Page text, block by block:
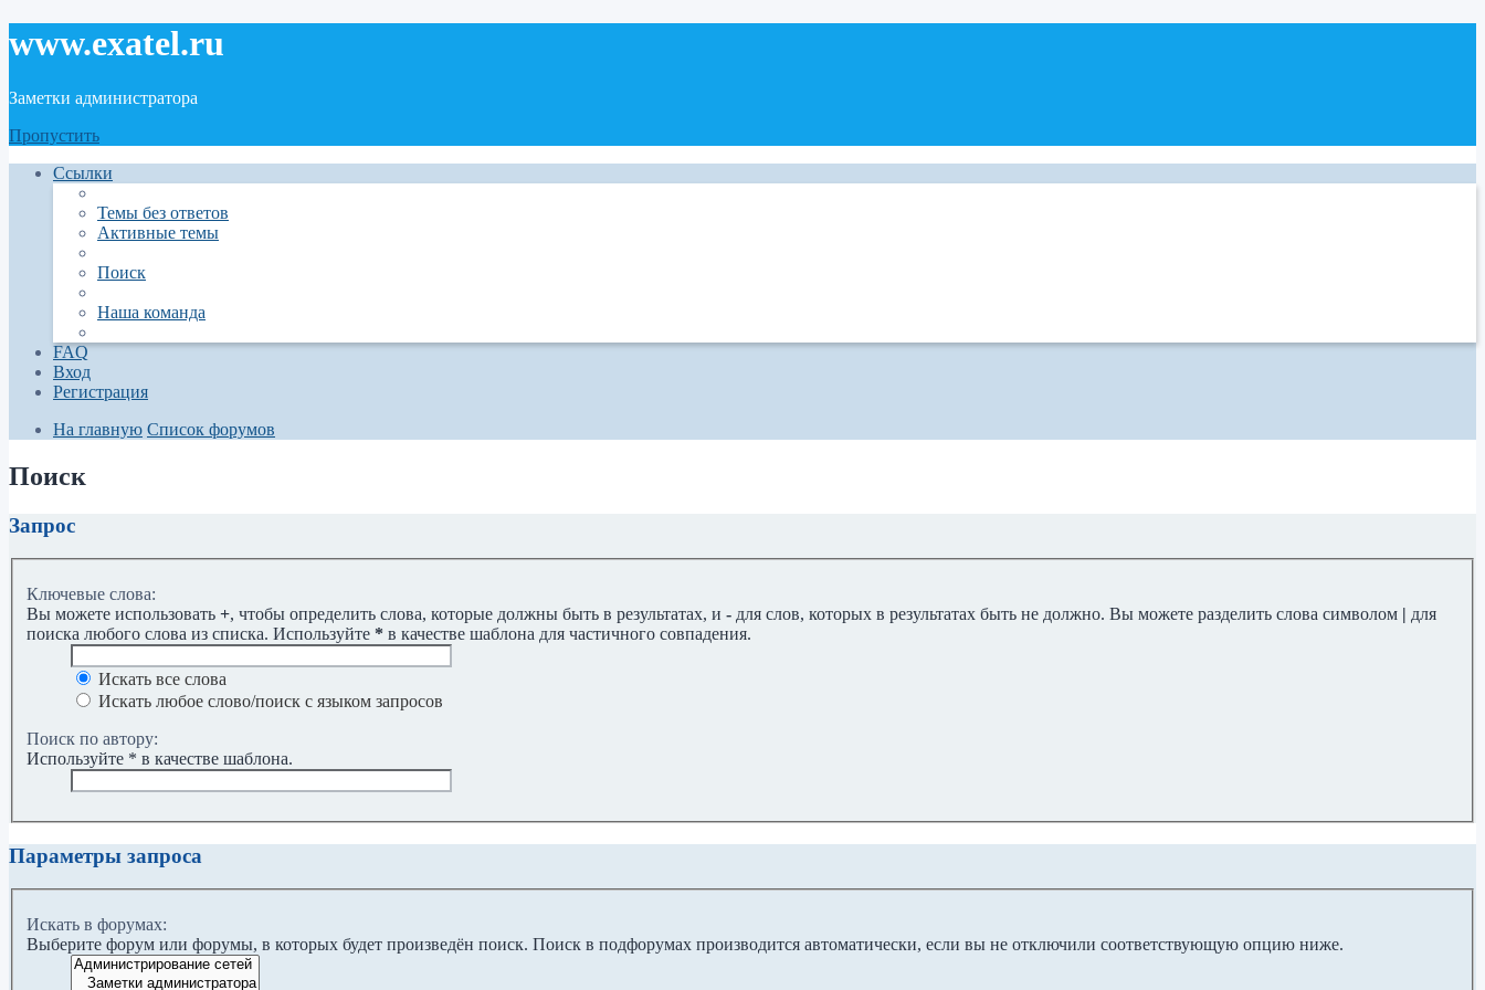
www.exatel.ru
Заметки администратора
Пропустить
Ссылки
Темы без ответов
Активные темы
Поиск
Наша команда
FAQ
Вход
Регистрация
На главную Список форумов
Поиск
Запрос
Ключевые слова:
Вы можете использовать +, чтобы определить слова, которые должны быть в результатах, и - для слов, которых в результатах быть не должно. Вы можете разделить слова символом | для
поиска любого слова из списка. Используйте * в качестве шаблона для частичного совпадения.
Искать все слова
Искать любое слово/поиск с языком запросов
Поиск по автору:
Используйте * в качестве шаблона.
Параметры запроса
Искать в форумах:
Выберите форум или форумы, в которых будет произведён поиск. Поиск в подфорумах производится автоматически, если вы не отключили соответствующую опцию ниже.